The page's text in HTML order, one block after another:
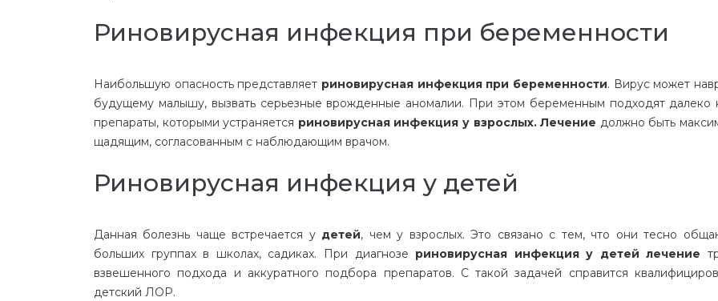
Риновирусная инфекция при беременности
Наибольшую опасность представляет риновирусная инфекция при беременности. Вирус может
будущему малышу, вызвать серьезные врожденные аномалии. При этом беременным подходят далеко
препараты, которыми устраняется риновирусная инфекция у взрослых. Лечение должно быть
щадящим, согласованным с наблюдающим врачом.
Риновирусная инфекция у детей
Данная болезнь чаще встречается у детей, чем у взрослых. Это связано с тем, что они тесно
больших группах в школах, садиках. При диагнозе риновирусная инфекция у детей лечение
взвешенного подхода и аккуратного подбора препаратов. С такой задачей справится
детский ЛОР.